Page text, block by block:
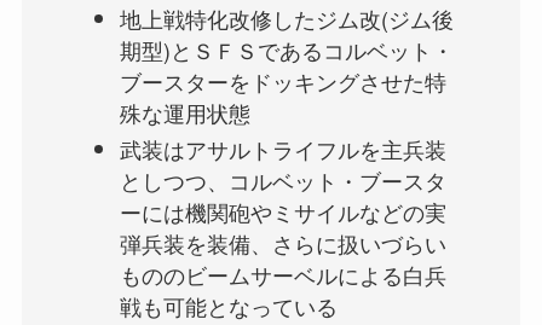
地上戦特化改修したジム改(ジム後
期型)とＳＦＳであるコルベット・
ブースターをドッキングさせた特
殊な運用状態
武装はアサルトライフルを主兵装
としつつ、コルベット・ブースタ
ーには機関砲やミサイルなどの実
弾兵装を装備、さらに扱いづらい
もののビームサーベルによる白兵
戦も可能となっている